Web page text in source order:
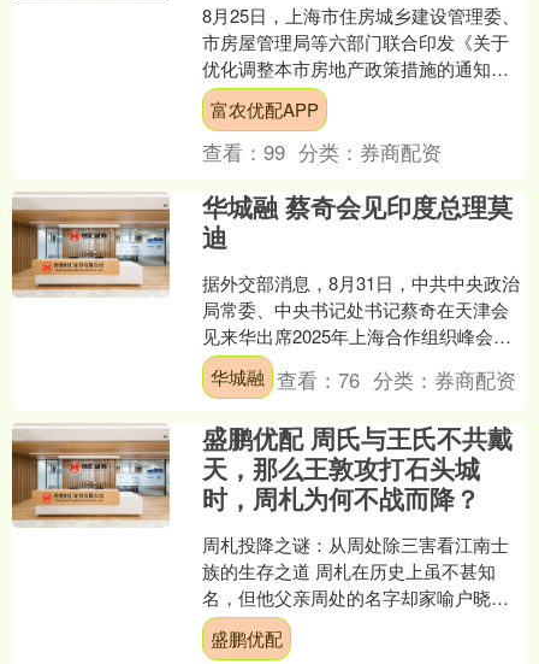
8月25日，上海市住房城乡建设管理委、
市房屋管理局等六部门联合印发《关于
优化调整本市房地产政策措施的通知》
（以下简称“通知”），涉及调整住房限
购、优化住房公积金....
富农优配APP
查看：99 分类： 券商配资
华城融 蔡奇会见印度总理莫
迪
据外交部消息，8月31日，中共中央政治
局常委、中央书记处书记蔡奇在天津会
见来华出席2025年上海合作组织峰会的
印度总理莫迪。蔡奇表示，习近平主席
刚刚同总理先生举....
华城融 查看：76 分类： 券商配资
盛鹏优配 周氏与王氏不共戴
天，那么王敦攻打石头城
时，周札为何不战而降？
周札投降之谜：从周处除三害看江南士
族的生存之道 周札在历史上虽不甚知
名，但他父亲周处的名字却家喻户晓
——正是周处除三害故事中的主人公。
当王敦发动叛乱时，负责镇守....
盛鹏优配